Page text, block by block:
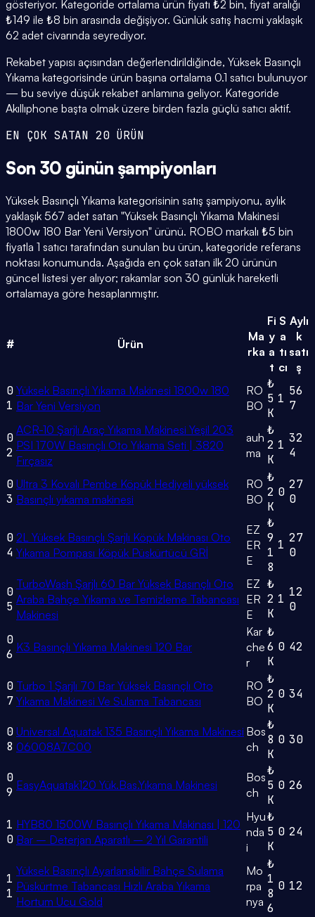
gösteriyor. Kategoride ortalama ürün fiyatı ₺2 bin, fiyat aralığı
₺149 ile ₺8 bin arasında değişiyor. Günlük satış hacmi yaklaşık
62 adet civarında seyrediyor.
Rekabet yapısı açısından değerlendirildiğinde, Yüksek Basınçlı
Yıkama kategorisinde ürün başına ortalama 0.1 satıcı bulunuyor
— bu seviye düşük rekabet anlamına geliyor. Kategoride
Akıllıphone başta olmak üzere birden fazla güçlü satıcı aktif.
EN ÇOK SATAN 20 ÜRÜN
Son 30 günün şampiyonları
Yüksek Basınçlı Yıkama kategorisinin satış şampiyonu, aylık
yaklaşık 567 adet satan "Yüksek Basınçlı Yıkama Makinesi
1800w 180 Bar Yeni Versiyon" ürünü. ROBO markalı ₺5 bin
fiyatla 1 satıcı tarafından sunulan bu ürün, kategoride referans
noktası konumunda. Aşağıda en çok satan ilk 20 ürünün
güncel listesi yer alıyor; rakamlar son 30 günlük hareketli
ortalamaya göre hesaplanmıştır.
# Ürün
Ma
rka
Fi
y
a
t
S
a
tı
cı
Aylı
k
satı
ş
0
1
Yüksek Basınçlı Yıkama Makinesi 1800w 180
Bar Yeni Versiyon
RO
BO
₺
5
K
1
56
7
0
2
ACR-10 Şarjlı Araç Yıkama Makinesi Yeşil 203
PSI 170W Basınçlı Oto Yıkama Seti | 3820
Fırçasız
auh
ma
₺
2
K
1 32
4
0
3
Ultra 3 Kovalı Pembe Köpük Hediyeli yüksek
Basınçlı yıkama makinesi
RO
BO
₺
2
K
0
27
0
0
4
2L Yüksek Basınçlı Şarjlı Köpük Makinası Oto
Yıkama Pompası Köpük Püskürtücü GRİ
EZ
ER
E
₺
9
1
8
1 27
0
0
5
TurboWash Şarjlı 60 Bar Yüksek Basınçlı Oto
Araba Bahçe Yıkama ve Temizleme Tabancası
Makinesi
EZ
ER
E
₺
2
K
1 12
0
0
6 K3 Basınçlı Yıkama Makinesi 120 Bar
Kar
che
r
₺
6
K
0 42
0
7
Turbo 1 Şarjlı 70 Bar Yüksek Basınçlı Oto
Yıkama Makinesi Ve Sulama Tabancası
RO
BO
₺
2
K
0 34
0
8
Universal Aquatak 135 Basınçlı Yıkama Makinesi
06008A7C00
Bos
ch
₺
8
K
0 30
0
9 EasyAquatak120 Yük.Bas.Yıkama Makinesi
Bos
ch
₺
5
K
0 26
1
0
HYB80 1500W Basınçlı Yıkama Makinası | 120
Bar – Deterjan Aparatlı – 2 Yıl Garantili
Hyu
nda
i
₺
5
K
0 24
1
1
Yüksek Basınçlı Ayarlanabilir Bahçe Sulama
Püskürtme Tabancası Hızlı Araba Yıkama
Hortum Ucu Gold
Mo
rpa
nya
₺
1
8
6
0 12